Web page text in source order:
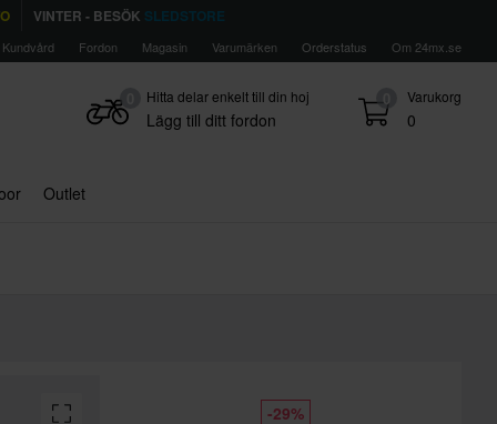
VINTER - BESÖK SLEDSTORE
Kundvård Fordon Magasin Varumärken Orderstatus Om 24mx.se
0 Varukorg
0
Hitta delar enkelt till din hoj
Lägg till ditt fordon
Outlet
-29%